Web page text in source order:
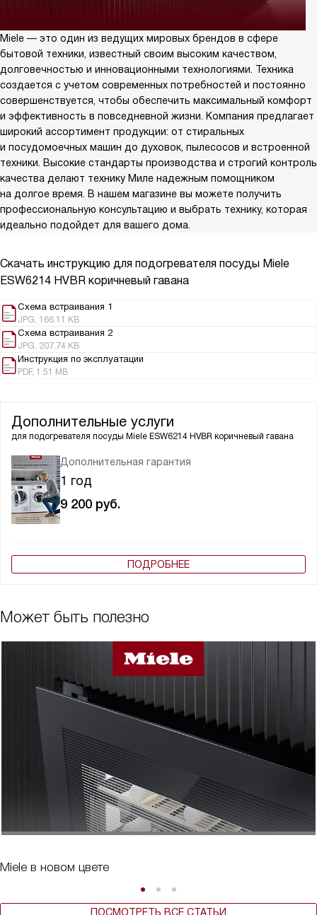
Miele — это один из ведущих мировых брендов в сфере
бытовой техники, известный своим высоким качеством,
долговечностью и инновационными технологиями. Техника
создается с учетом современных потребностей и постоянно
совершенствуется, чтобы обеспечить максимальный комфорт
и эффективность в повседневной жизни. Компания предлагает
широкий ассортимент продукции: от стиральных
и посудомоечных машин до духовок, пылесосов и встроенной
техники. Высокие стандарты производства и строгий контроль
качества делают технику Миле надежным помощником
на долгое время. В нашем магазине вы можете получить
профессиональную консультацию и выбрать технику, которая
идеально подойдет для вашего дома.
Скачать инструкцию для подогревателя посуды Miele
ESW6214 HVBR коричневый гавана
Схема встраивания 1
JPG, 166.11 KB
Схема встраивания 2
JPG, 207.74 KB
Инструкция по эксплуатации
PDF, 1.51 MB
Дополнительные услуги
для подогревателя посуды Miele ESW6214 HVBR коричневый гавана
Дополнительная гарантия
1 год
9 200 руб.
ПОДРОБНЕЕ
Может быть полезно
Miele в новом цвете
ПОСМОТРЕТЬ ВСЕ СТАТЬИ